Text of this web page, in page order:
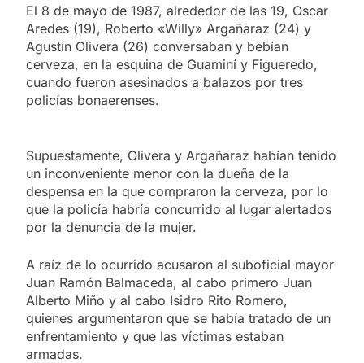
El 8 de mayo de 1987, alrededor de las 19, Oscar
Aredes (19), Roberto «Willy» Argañaraz (24) y
Agustín Olivera (26) conversaban y bebían
cerveza, en la esquina de Guaminí y Figueredo,
cuando fueron asesinados a balazos por tres
policías bonaerenses.
Supuestamente, Olivera y Argañaraz habían tenido
un inconveniente menor con la dueña de la
despensa en la que compraron la cerveza, por lo
que la policía habría concurrido al lugar alertados
por la denuncia de la mujer.
A raíz de lo ocurrido acusaron al suboficial mayor
Juan Ramón Balmaceda, al cabo primero Juan
Alberto Miño y al cabo Isidro Rito Romero,
quienes argumentaron que se había tratado de un
enfrentamiento y que las víctimas estaban
armadas.